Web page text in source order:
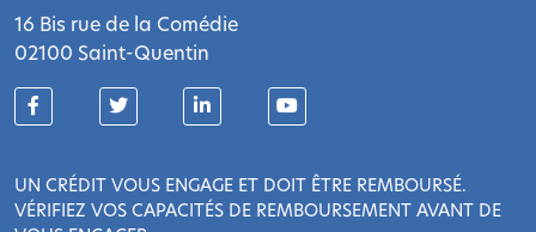
16 Bis rue de la Comédie
02100 Saint-Quentin
UN CRÉDIT VOUS ENGAGE ET DOIT ÊTRE REMBOURSÉ.
VÉRIFIEZ VOS CAPACITÉS DE REMBOURSEMENT AVANT DE